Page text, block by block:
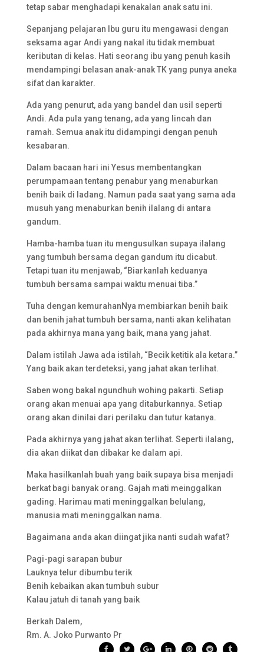
tetap sabar menghadapi kenakalan anak satu ini.
Sepanjang pelajaran Ibu guru itu mengawasi dengan
seksama agar Andi yang nakal itu tidak membuat
keributan di kelas. Hati seorang ibu yang penuh kasih
mendampingi belasan anak-anak TK yang punya aneka
sifat dan karakter.
Ada yang penurut, ada yang bandel dan usil seperti
Andi. Ada pula yang tenang, ada yang lincah dan
ramah. Semua anak itu didampingi dengan penuh
kesabaran.
Dalam bacaan hari ini Yesus membentangkan
perumpamaan tentang penabur yang menaburkan
benih baik di ladang. Namun pada saat yang sama ada
musuh yang menaburkan benih ilalang di antara
gandum.
Hamba-hamba tuan itu mengusulkan supaya ilalang
yang tumbuh bersama degan gandum itu dicabut.
Tetapi tuan itu menjawab, “Biarkanlah keduanya
tumbuh bersama sampai waktu menuai tiba.”
Tuha dengan kemurahanNya membiarkan benih baik
dan benih jahat tumbuh bersama, nanti akan kelihatan
pada akhirnya mana yang baik, mana yang jahat.
Dalam istilah Jawa ada istilah, “Becik ketitik ala ketara.”
Yang baik akan terdeteksi, yang jahat akan terlihat.
Saben wong bakal ngundhuh wohing pakarti. Setiap
orang akan menuai apa yang ditaburkannya. Setiap
orang akan dinilai dari perilaku dan tutur katanya.
Pada akhirnya yang jahat akan terlihat. Seperti ilalang,
dia akan diikat dan dibakar ke dalam api.
Maka hasilkanlah buah yang baik supaya bisa menjadi
berkat bagi banyak orang. Gajah mati meinggalkan
gading. Harimau mati meninggalkan belulang,
manusia mati meninggalkan nama.
Bagaimana anda akan diingat jika nanti sudah wafat?
Pagi-pagi sarapan bubur
Lauknya telur dibumbu terik
Benih kebaikan akan tumbuh subur
Kalau jatuh di tanah yang baik
Berkah Dalem,
Rm. A. Joko Purwanto Pr